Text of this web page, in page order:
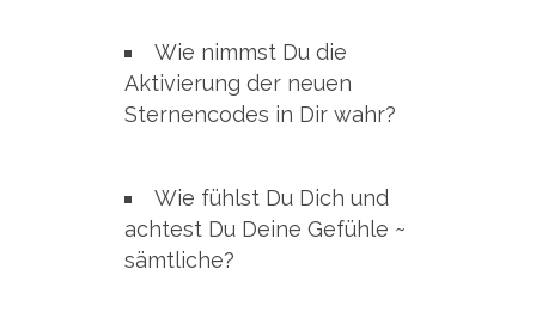
Wie nimmst Du die
Aktivierung der neuen
Sternencodes in Dir wahr?
Wie fühlst Du Dich und
achtest Du Deine Gefühle ~
sämtliche?